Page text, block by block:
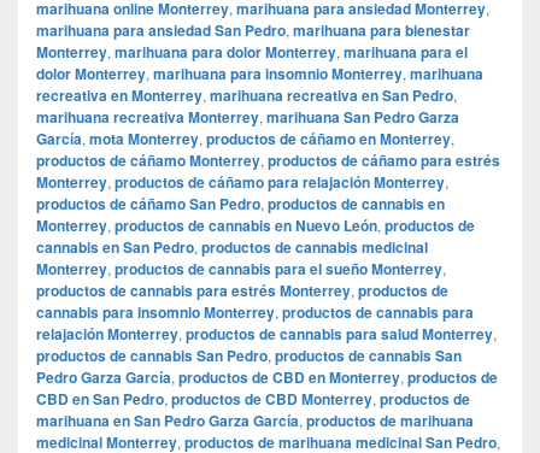
marihuana online Monterrey, marihuana para ansiedad Monterrey,
marihuana para ansiedad San Pedro, marihuana para bienestar
Monterrey, marihuana para dolor Monterrey, marihuana para el
dolor Monterrey, marihuana para insomnio Monterrey, marihuana
recreativa en Monterrey, marihuana recreativa en San Pedro,
marihuana recreativa Monterrey, marihuana San Pedro Garza
García, mota Monterrey, productos de cáñamo en Monterrey,
productos de cáñamo Monterrey, productos de cáñamo para estrés
Monterrey, productos de cáñamo para relajación Monterrey,
productos de cáñamo San Pedro, productos de cannabis en
Monterrey, productos de cannabis en Nuevo León, productos de
cannabis en San Pedro, productos de cannabis medicinal
Monterrey, productos de cannabis para el sueño Monterrey,
productos de cannabis para estrés Monterrey, productos de
cannabis para insomnio Monterrey, productos de cannabis para
relajación Monterrey, productos de cannabis para salud Monterrey,
productos de cannabis San Pedro, productos de cannabis San
Pedro Garza García, productos de CBD en Monterrey, productos de
CBD en San Pedro, productos de CBD Monterrey, productos de
marihuana en San Pedro Garza García, productos de marihuana
medicinal Monterrey, productos de marihuana medicinal San Pedro,